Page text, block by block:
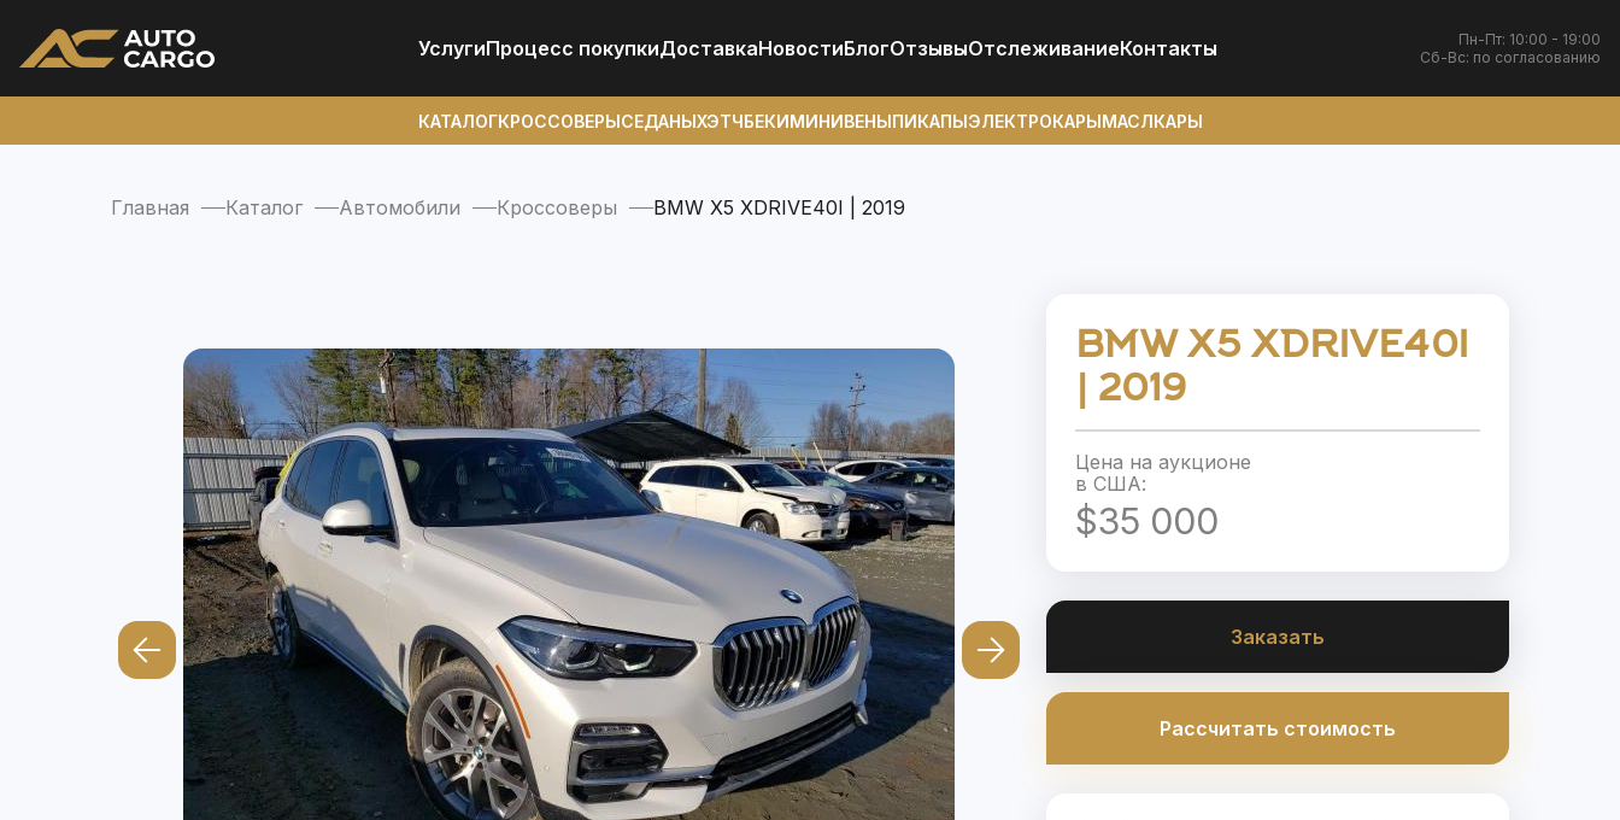
УслугиПроцесс покупкиДоставкаНовостиБлогОтзывыОтcлеживаниеКонтакты
Пн-Пт: 10:00 - 19:00
Сб-Вс: по согласованию
КАТАЛОГКРОССОВЕРЫСЕДАНЫХЭТЧБЕКИМИНИВЕНЫПИКАПЫЭЛЕКТРОКАРЫМАСЛКАРЫ
Главная Каталог Автомобили Кроссоверы BMW X5 XDRIVE40I | 2019
BMW X5 XDRIVE40I
| 2019
Цена на аукционе
в США:
$35 000
Заказать
Рассчитать стоимость